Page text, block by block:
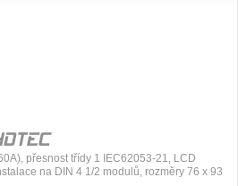
přesnost třídy 1 IEC62053-21, LCD
na DIN 4 1/2 modulů, rozměry 76 x 93